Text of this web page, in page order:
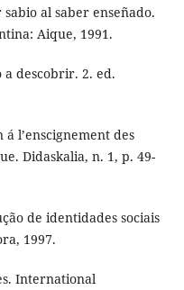
al saber enseñado.
Aique, 1991.
a descobrir. 2. ed.
á l’enscignement des
Didaskalia, n. 1, p. 49-
de identidades sociais
1997.
International